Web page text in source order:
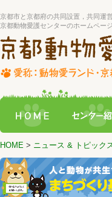
京都市と京都府の共同設置，共同運
京都動物愛護センターのホームページ
HOME > ニュース & トピック